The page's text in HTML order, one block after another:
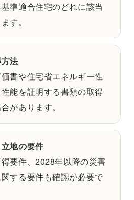
準適合住宅のどれに該当
す。
法
書や住宅省エネルギー性
能を証明する書類の取得
があります。
地の要件
要件、2028年以降の災害
する要件も確認が必要で